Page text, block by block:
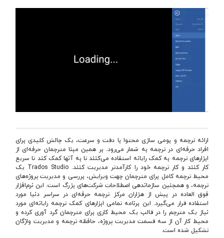
ارائه ترجمه و بومی سازی محتوا با دقت و سرعت، یک چالش کلیدی برای
افراد حرفه‌ای در ترجمه به شمار می‌رود. بر همین مبنا مترجمان حرفه‌ای از
ابزارهای ترجمه به کمک رایانه استفاده می‌کنند تا به آنها کمک کند تا سریع
کار کنند و کار ترجمه خود را کارآمدتر مدیریت کنند. Trados Studio یک
محیط ترجمه کامل برای مترجمان جهت ویرایش، بررسی و مدیریت پروژه‌های
ترجمه، و همچنین سازماندهی اصطلاحات شرکت‌های بزرگ است. این نرم‌افزار
فوق العاده در بیش از هزاران مرکز ترجمه حرفه‌ای در سراسر دنیا مورد
استفاده قرار می‌گیرد. این برنامه تمامی ابزارهای کمک ترجمه رایانه‌ای مورد
نیاز یک مترجم را در قالب یک محیط کاری برای مترجمان گرد آوری کرده و
محیط کار آن از سه قسمت مدیریت پروژه، حافظه ترجمه و مدیریت واژگان
تشکیل شده است.